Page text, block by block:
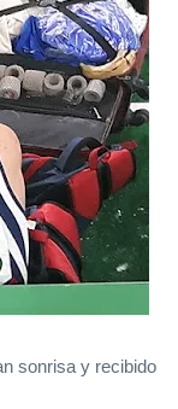
sonrisa y recibido